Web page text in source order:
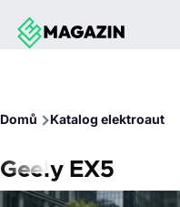
Přejít k hlavnímu obsahu
Domů Katalog elektroaut
Geely EX5